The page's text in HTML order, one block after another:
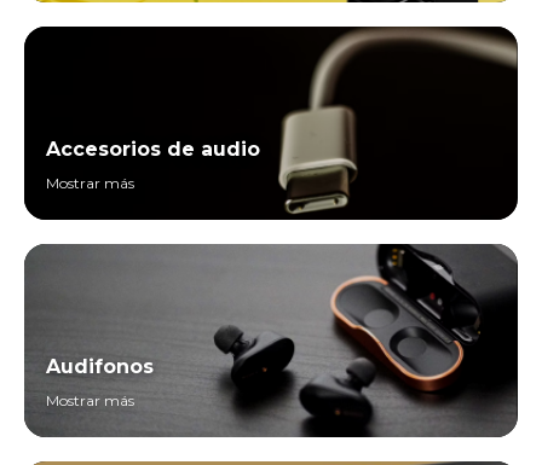
Accesorios de audio
Mostrar más
Audifonos
Mostrar más